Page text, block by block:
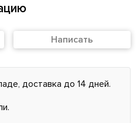
Написать
доставка до 14 дней.